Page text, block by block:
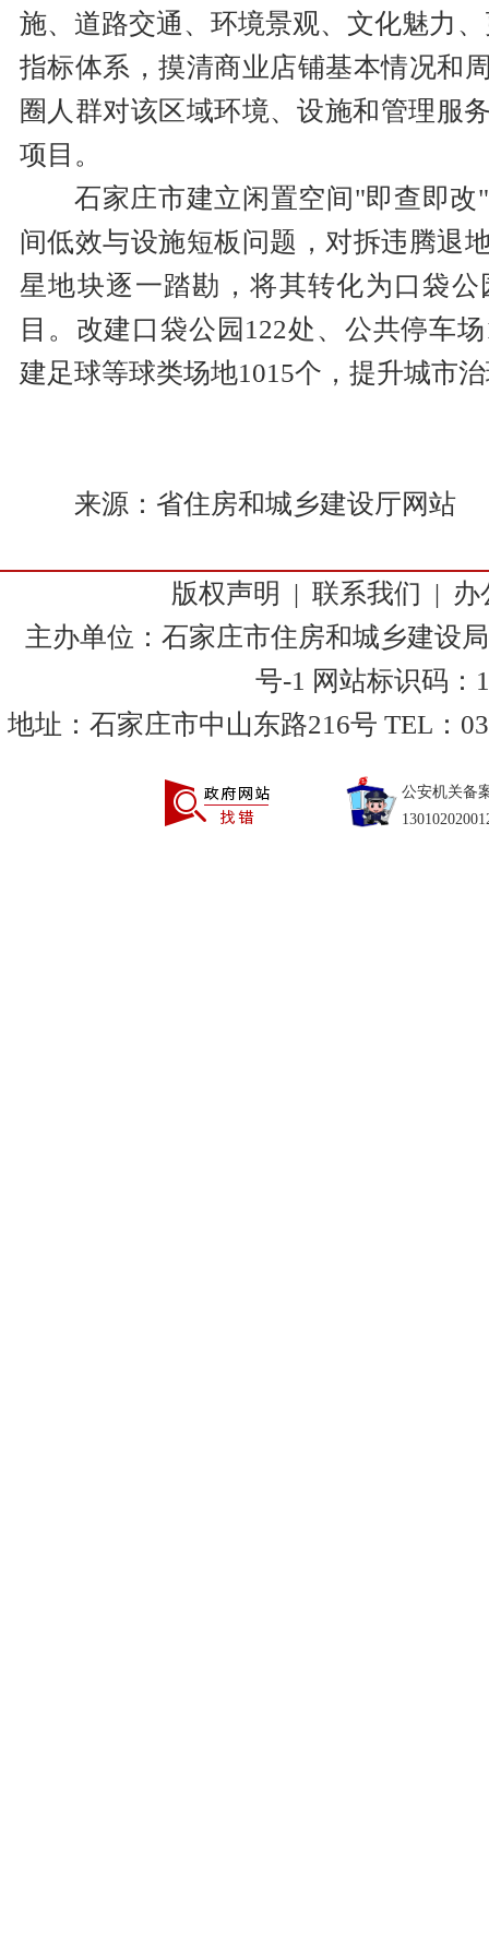
施、道路交通、环境景观、文化魅力
指标体系，摸清商业店铺基本情况和
圈人群对该区域环境、设施和管理服
项目。
石家庄市建立闲置空间"即查即
间低效与设施短板问题，对拆违腾退
星地块逐一踏勘，将其转化为口袋
目。改建口袋公园122处、公共停车
建足球等球类场地1015个，提升城市
来源：省住房和城乡建设厅网站
版权声明 | 联系我们 | 办
主办单位：石家庄市住房和城乡建设
号-1 网站标识码：
地址：石家庄市中山东路216号 TEL：